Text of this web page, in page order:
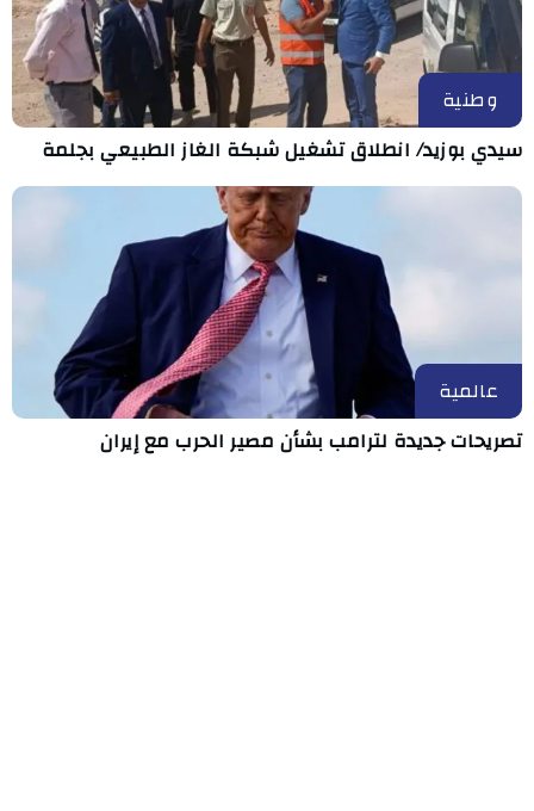
وطنية
سيدي بوزيد/ انطلاق تشغيل شبكة الغاز الطبيعي بجلمة
عالمية
تصريحات جديدة لترامب بشأن مصير الحرب مع إيران